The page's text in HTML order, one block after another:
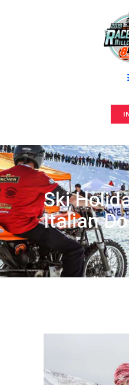
Ski
Italian
RACE
Anmeldung
Contacts